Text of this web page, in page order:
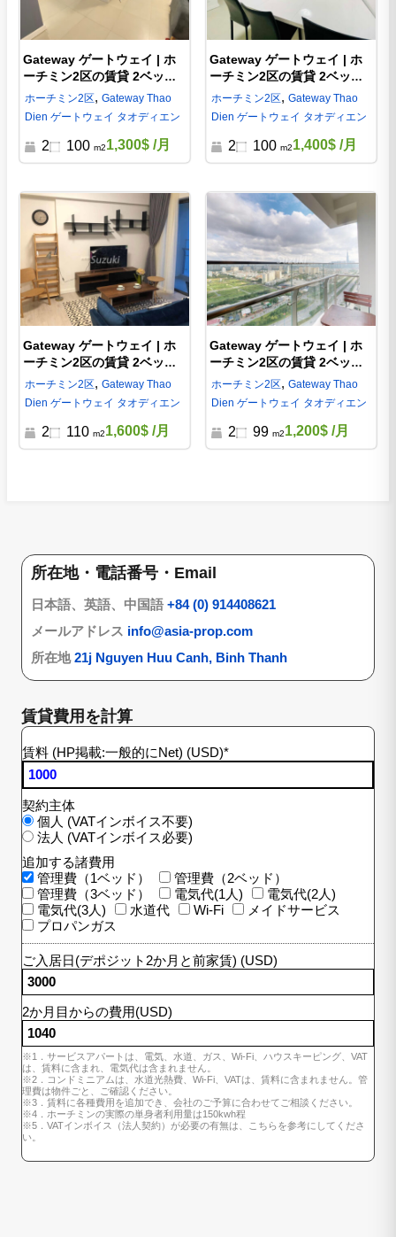
Gateway ゲートウェイ | ホ
ーチミン2区の賃貸 2ベッド |
GW0501134
ホーチミン2区, Gateway Thao
Dien ゲートウェイ タオディエン
2 100 m21,300$ /月
Gateway ゲートウェイ | ホ
ーチミン2区の賃貸 2ベッド |
GW861446
ホーチミン2区, Gateway Thao
Dien ゲートウェイ タオディエン
2 100 m21,400$ /月
Gateway ゲートウェイ | ホ
ーチミン2区の賃貸 2ベッド |
GW593904
ホーチミン2区, Gateway Thao
Dien ゲートウェイ タオディエン
2 110 m21,600$ /月
Gateway ゲートウェイ | ホ
ーチミン2区の賃貸 2ベッド |
GW2166478
ホーチミン2区, Gateway Thao
Dien ゲートウェイ タオディエン
2 99 m21,200$ /月
所在地・電話番号・Email
日本語、英語、中国語 +84 (0) 914408621
メールアドレス info@asia-prop.com
所在地21j Nguyen Huu Canh, Binh Thanh
賃貸費用を計算
賃料 (HP掲載:一般的にNet) (USD)*
契約主体
個人 (VATインボイス不要)
法人 (VATインボイス必要)
追加する諸費用
管理費（1ベッド）
管理費（2ベッド）
管理費（3ベッド）
電気代(1人)
電気代(2人)
電気代(3人)
水道代 Wi-Fi
メイドサービス
プロパンガス
ご入居日(デポジット2か月と前家賃) (USD)
2か月目からの費用(USD)
※1．サービスアパートは、電気、水道、ガス、Wi-Fi、ハウスキーピング、VAT
は、賃料に含まれ、電気代は含まれません。
※2．コンドミニアムは、水道光熱費、Wi-Fi、VATは、賃料に含まれません。管
理費は物件ごと、ご確認ください。
※3．賃料に各種費用を追加でき、会社のご予算に合わせてご相談ください。
※4．ホーチミンの実際の単身者利用量は150kwh程
※5．VATインボイス（法人契約）が必要の有無は、こちらを参考にしてくださ
い。